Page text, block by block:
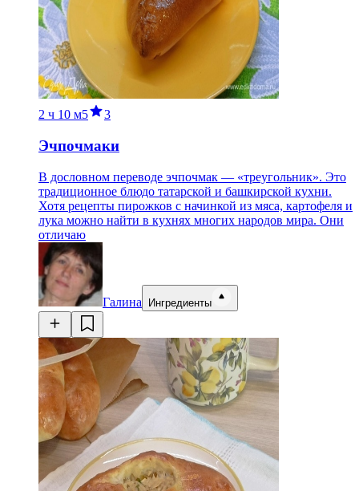
2 ч 10 м5 3
Эчпочмаки
В дословном переводе эчпочмак — «треугольник». Это
традиционное блюдо татарской и башкирской кухни.
Хотя рецепты пирожков с начинкой из мяса, картофеля и
лука можно найти в кухнях многих народов мира. Они
отличаю
Галина Ингредиенты